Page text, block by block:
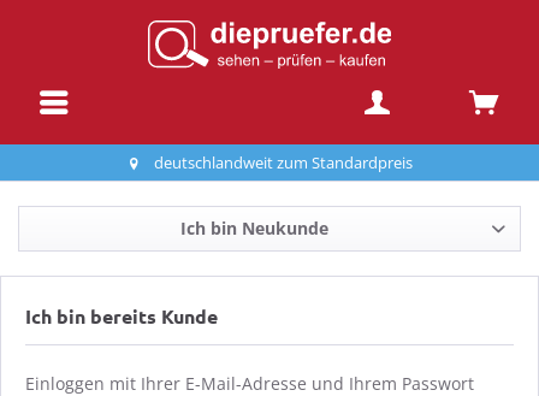
deutschlandweit zum Standardpreis
Ich bin Neukunde
Ich bin bereits Kunde
Einloggen mit Ihrer E-Mail-Adresse und Ihrem Passwort